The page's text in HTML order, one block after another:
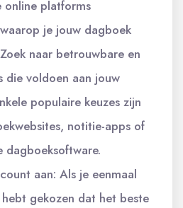
online platforms
je jouw dagboek
naar betrouwbare en
die voldoen aan jouw
populaire keuzes zijn
notitie-apps of
dagboeksoftware.
aan: Als je eenmaal
gekozen dat het beste